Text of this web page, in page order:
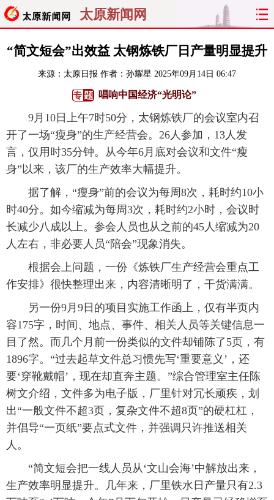
太原新闻网
首页 聚焦 太原 山西
经济 关注 文明 出行
旅游 理财 政务 教育
看天下 晋月读 最太原
太原日报 太原晚报 热评 社区
“简文短会”出效益 太钢炼铁厂日产量明显提升
来源： 太原日报 作者：孙耀星 2025年09月14日 06:47
唱响中国经济“光明论”
9月10日上午7时50分，太钢炼铁厂的会议室内召
开了一场“瘦身”的生产经营会。26人参加，13人发
言，仅用时35分钟。从今年6月底对会议和文件“瘦
身”以来，该厂的生产效率大幅提升。
据了解，“瘦身”前的会议为每周8次，耗时约10小
时40分。如今缩减为每周3次，耗时约2小时，会议时
长减少八成以上。参会人员也从之前的45人缩减为20
人左右，非必要人员“陪会”现象消失。
根据会上问题，一份《炼铁厂生产经营会重点工
作安排》很快整理出来，内容清晰明了，干货满满。
另一份9月9日的项目实施工作函上，仅有半页内
容175字，时间、地点、事件、相关人员等关键信息一
目了然。而几个月前一份类似的文件却铺陈了5页，有
1896字。“过去起草文件总习惯先写‘重要意义’，还
要‘穿靴戴帽’，现在却直奔主题。”综合管理室主任陈
树文介绍，文件多为电子版，厂里针对冗长顽疾，划
出“一般文件不超3页，复杂文件不超8页”的硬杠杠，
并倡导“一页纸”要点式文件，并强调只许推送相关
人。
“简文短会把一线人员从‘文山会海’中解放出来，
生产效率明显提升。几年来，厂里铁水日产量只有2.3